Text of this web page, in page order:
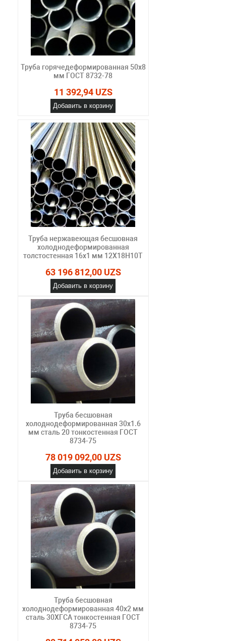
Труба горячедеформированная 50х8
мм ГОСТ 8732-78
11 392,94 UZS
Добавить в корзину
Труба нержавеющая бесшовная
холоднодеформированная
толстостенная 16х1 мм 12Х18Н10Т
63 196 812,00 UZS
Добавить в корзину
Труба бесшовная
холоднодеформированная 30х1.6
мм сталь 20 тонкостенная ГОСТ
8734-75
78 019 092,00 UZS
Добавить в корзину
Труба бесшовная
холоднодеформированная 40х2 мм
сталь 30ХГСА тонкостенная ГОСТ
8734-75